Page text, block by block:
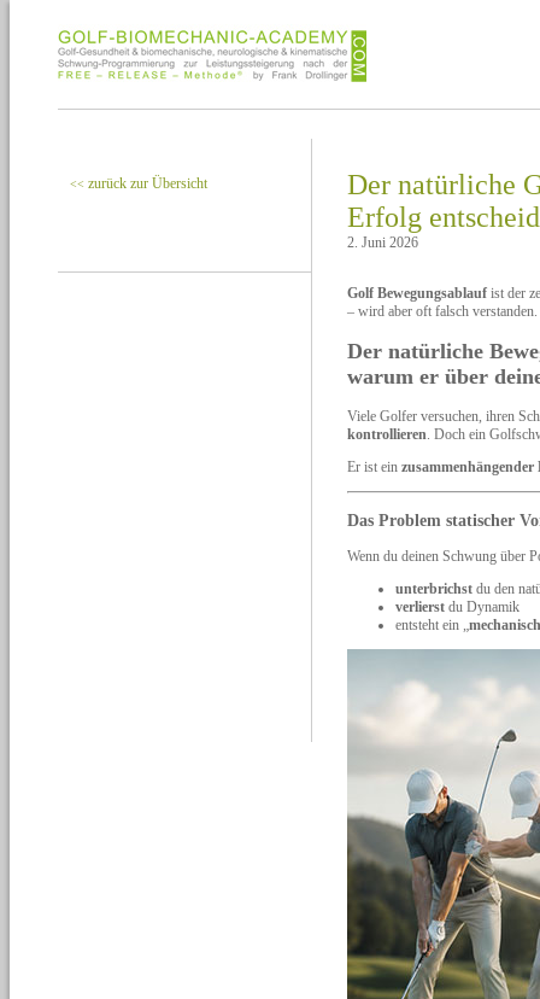
<< zurück zur Übersicht
Der natürliche
Erfolg
2. Juni 2026
Golf Bewegungsablauf ist der
– wird aber oft falsch verstanden.
Der natürliche
warum er über
Viele Golfer versuchen, ihren
kontrollieren. Doch ein
Er ist ein zusammenhängender
Das Problem statischer
Wenn du deinen Schwung über
unterbrichst du den
verlierst du Dynamik
entsteht ein „